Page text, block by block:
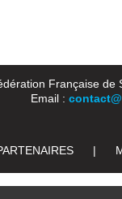
Française de
Email :
|